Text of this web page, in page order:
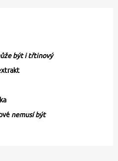
být i třtinový
nemusí být